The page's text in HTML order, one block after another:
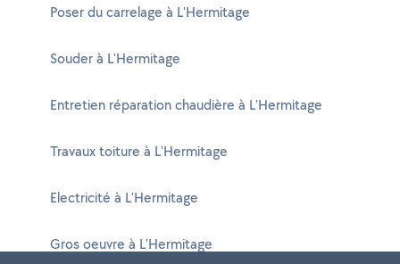
Poser du carrelage à L'Hermitage
Souder à L'Hermitage
Entretien réparation chaudière à L'Hermitage
Travaux toiture à L'Hermitage
Electricité à L'Hermitage
Gros oeuvre à L'Hermitage